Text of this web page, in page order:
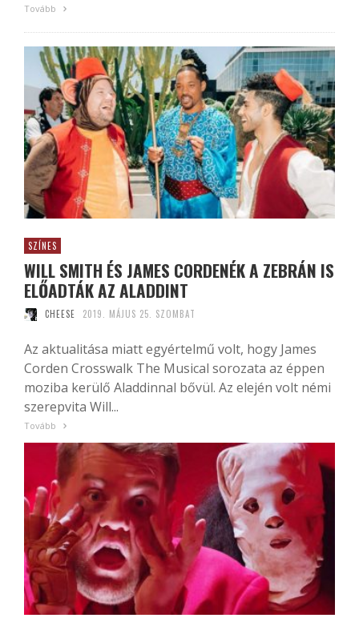
Tovább
SZÍNES
WILL SMITH ÉS JAMES CORDENÉK A ZEBRÁN IS
ELŐADTÁK AZ ALADDINT
CHEESE 2019. MÁJUS 25. SZOMBAT
Az aktualitása miatt egyértelmű volt, hogy James
Corden Crosswalk The Musical sorozata az éppen
moziba kerülő Aladdinnal bővül. Az elején volt némi
szerepvita Will...
Tovább